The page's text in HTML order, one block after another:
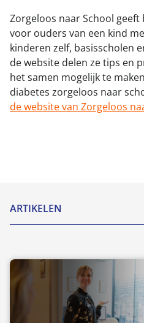
Zorgeloos naar School
voor ouders van een kind
kinderen zelf, basisscholen
de website delen ze tips en
het samen mogelijk te
diabetes zorgeloos naar
de website van Zorgeloos
ARTIKELEN